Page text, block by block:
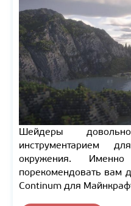
Шейдеры
инструментарием
окружения.
порекомендовать вам
Continum для